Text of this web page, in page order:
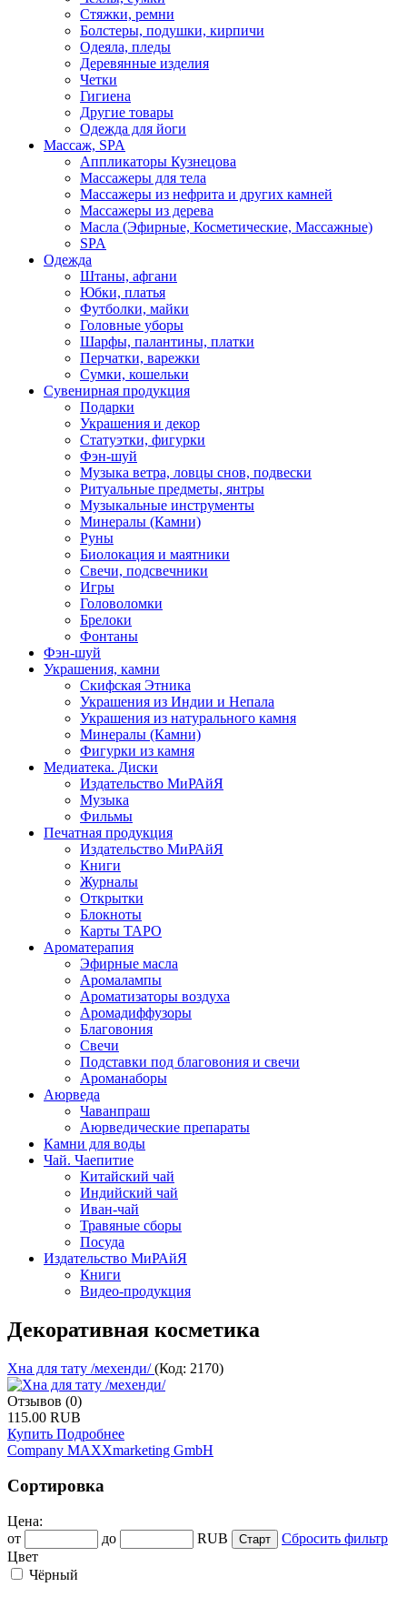
Стяжки, ремни
Болстеры, подушки, кирпичи
Одеяла, пледы
Деревянные изделия
Четки
Гигиена
Другие товары
Одежда для йоги
Массаж, SPA
Аппликаторы Кузнецова
Массажеры для тела
Массажеры из нефрита и других камней
Массажеры из дерева
Масла (Эфирные, Косметические, Массажные)
SPA
Одежда
Штаны, афгани
Юбки, платья
Футболки, майки
Головные уборы
Шарфы, палантины, платки
Перчатки, варежки
Сумки, кошельки
Сувенирная продукция
Подарки
Украшения и декор
Статуэтки, фигурки
Фэн-шуй
Музыка ветра, ловцы снов, подвески
Ритуальные предметы, янтры
Музыкальные инструменты
Минералы (Камни)
Руны
Биолокация и маятники
Свечи, подсвечники
Игры
Головоломки
Брелоки
Фонтаны
Фэн-шуй
Украшения, камни
Скифская Этника
Украшения из Индии и Непала
Украшения из натурального камня
Минералы (Камни)
Фигурки из камня
Медиатека. Диски
Издательство МиРАйЯ
Музыка
Фильмы
Печатная продукция
Издательство МиРАйЯ
Книги
Журналы
Открытки
Блокноты
Карты ТАРО
Ароматерапия
Эфирные масла
Аромалампы
Ароматизаторы воздуха
Аромадиффузоры
Благовония
Свечи
Подставки под благовония и свечи
Ароманаборы
Аюрведа
Чаванпраш
Аюрведические препараты
Камни для воды
Чай. Чаепитие
Китайский чай
Индийский чай
Иван-чай
Травяные сборы
Посуда
Издательство МиРАйЯ
Книги
Видео-продукция
Декоративная косметика
Хна для тату /мехенди/(Код: 2170)
Отзывов (0)
115.00 RUB
Купить Подробнее
Company MAXXmarketing GmbH
Сортировка
Цена:
от
до RUB
Сбросить фильтр
Цвет
Чёрный